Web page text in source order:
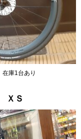
庫1台あり
ＸＳ